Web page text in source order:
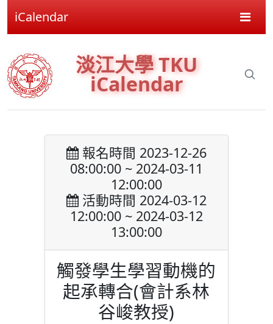
iCalendar
淡江大學 TKU
iCalendar
報名時間 2023-12-26
08:00:00 ~ 2024-03-11
12:00:00
活動時間 2024-03-12
12:00:00 ~ 2024-03-12
13:00:00
觸發學生學習動機的
起承轉合(會計系林
谷峻教授)